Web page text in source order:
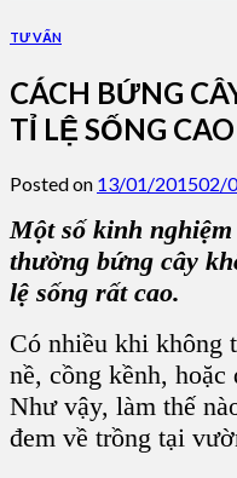
TƯ VẤN
CÁCH BỨNG
TỈ LỆ SỐNG CAO
Posted on 13/01/201502/
Một số kinh
thường bứng cây
lệ sống rất cao.
Có nhiều khi không
nề, cồng kềnh,
Như vậy, làm thế
đem về trồng tại